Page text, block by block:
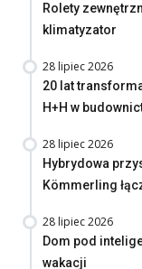
Rolety
klimatyzator
28 lipiec 2026
20 lat
H+H w
28 lipiec 2026
Hybrydowa
Kömmerling
28 lipiec 2026
Dom pod
wakacji